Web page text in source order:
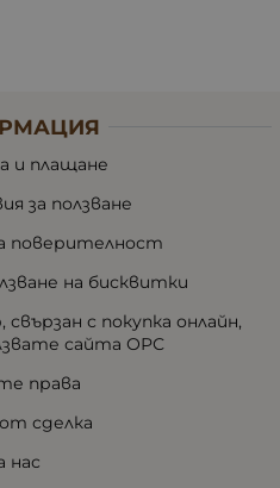
и плащане
за ползване
поверителност
на бисквитки
с покупка онлайн,
сайта ОРС
права
сделка
нас